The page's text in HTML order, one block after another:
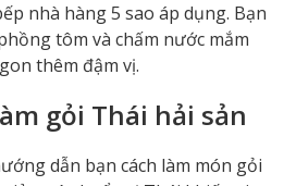
nhà hàng 5 sao áp dụng. Bạn
tôm và chấm nước mắm
thêm đậm vị.
gỏi Thái hải sản
dẫn bạn cách làm món gỏi